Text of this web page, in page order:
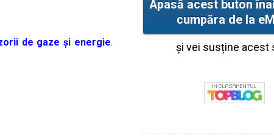
de gaze și energie.
Apasă acest buton
cumpăra de la
și vei susține acest